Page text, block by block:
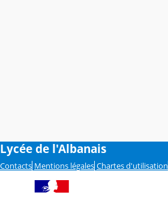
Lycée de l'Albanais
Contacts Mentions légales Chartes d'utilisation